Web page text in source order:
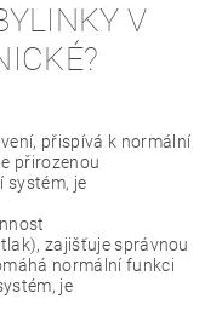
V
přispívá k normální
přirozenou
systém, je
zajišťuje správnou
normální funkci
je